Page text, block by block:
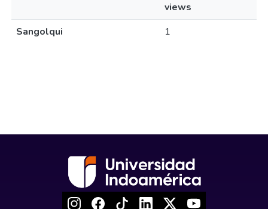
views
Sangolqui
1